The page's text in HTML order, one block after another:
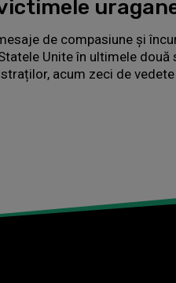
de compasiune și
Unite în ultimele două
acum zeci de